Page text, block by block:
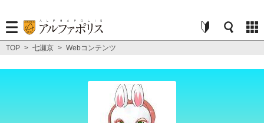
TOP > 七瀬京 > Webコンテンツ